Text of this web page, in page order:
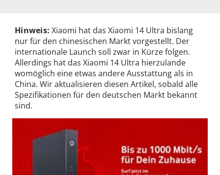
Hinweis: Xiaomi hat das Xiaomi 14 Ultra bislang
nur für den chinesischen Markt vorgestellt. Der
internationale Launch soll zwar in Kürze folgen.
Allerdings hat das Xiaomi 14 Ultra hierzulande
womöglich eine etwas andere Ausstattung als in
China. Wir aktualisieren diesen Artikel, sobald alle
Spezifikationen für den deutschen Markt bekannt
sind.